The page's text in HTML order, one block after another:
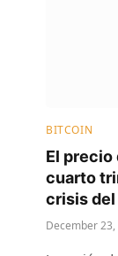
BITCOIN
El precio
cuarto
crisis del
December 23,